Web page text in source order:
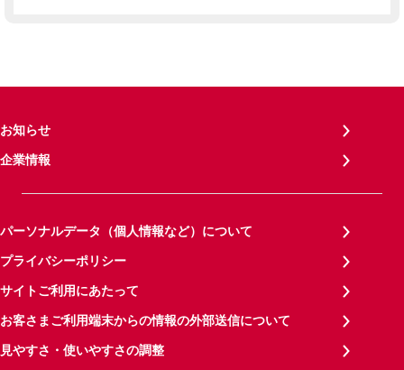
お知らせ
企業情報
パーソナルデータ（個人情報など）について
プライバシーポリシー
サイトご利用にあたって
お客さまご利用端末からの情報の外部送信について
見やすさ・使いやすさの調整